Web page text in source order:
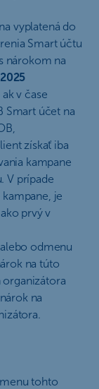
vyplatená do
Smart účtu
nárokom na
v čase
Smart účet na
získať iba
kampane
V prípade
je
prvý v
odmenu
na túto
na
tohto